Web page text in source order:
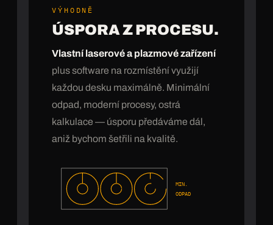
VÝHODNĚ
ÚSPORA Z PROCESU.
Vlastní laserové a plazmové zařízení
plus software na rozmístění využijí
každou desku maximálně. Minimální
odpad, moderní procesy, ostrá
kalkulace — úsporu předáváme dál,
aniž bychom šetřili na kvalitě.
MIN.
ODPAD